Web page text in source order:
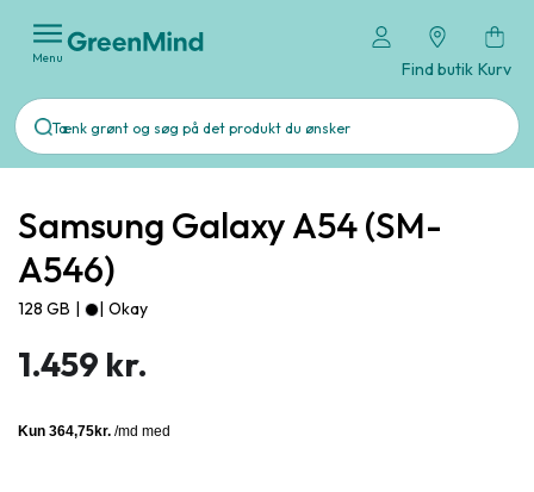
Menu
Find butik Kurv
Samsung Galaxy A54 (SM-
A546)
128 GB | | Okay
1.459 kr.